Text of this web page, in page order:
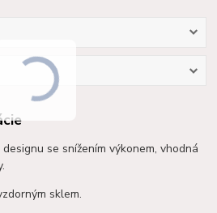
se snížením výkonem, vhodná
sklem.